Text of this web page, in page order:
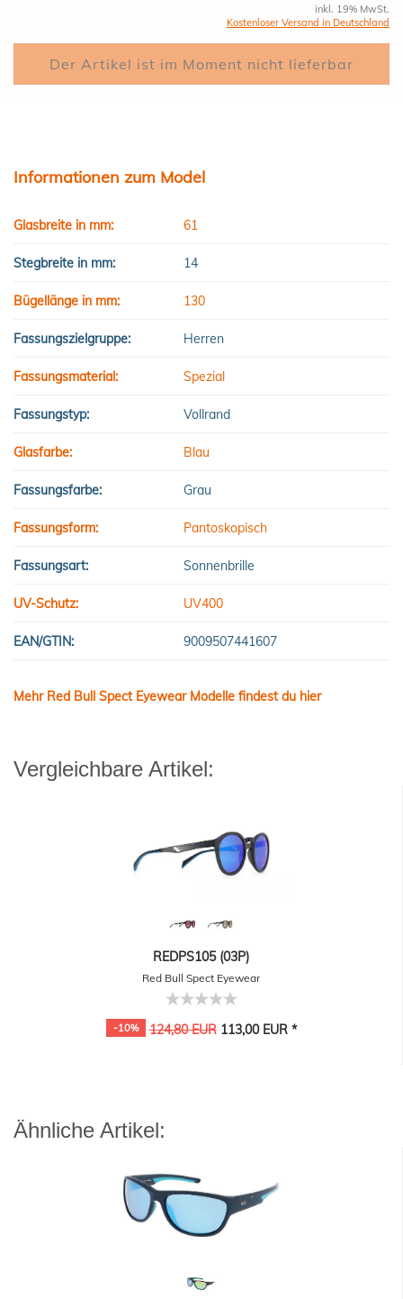
inkl. 19% MwSt.
Kostenloser Versand in Deutschland
Informationen zum Model
Glasbreite in mm: 61
Stegbreite in mm: 14
Bügellänge in mm: 130
Fassungszielgruppe: Herren
Fassungsmaterial: Spezial
Fassungstyp: Vollrand
Glasfarbe: Blau
Fassungsfarbe: Grau
Fassungsform: Pantoskopisch
Fassungsart: Sonnenbrille
UV-Schutz: UV400
EAN/GTIN: 9009507441607
Mehr Red Bull Spect Eyewear Modelle findest du hier
Vergleichbare Artikel:
REDPS105 (03P)
Red Bull Spect Eyewear
-10% 124,80 EUR113,00 EUR *
Ähnliche Artikel: